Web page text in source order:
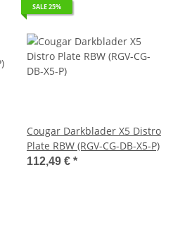
SALE 25%
Cougar Darkblader X5 Distro
Plate RBW (RGV-CG-DB-X5-P)
112,49 € *